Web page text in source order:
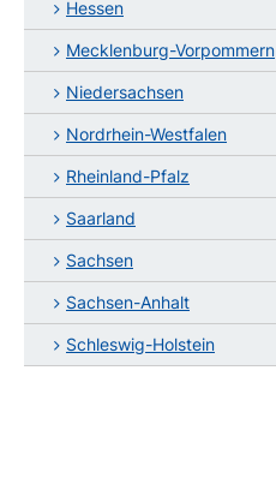
Hessen
Mecklenburg-Vorpommern
Niedersachsen
Nordrhein-Westfalen
Rheinland-Pfalz
Saarland
Sachsen
Sachsen-Anhalt
Schleswig-Holstein